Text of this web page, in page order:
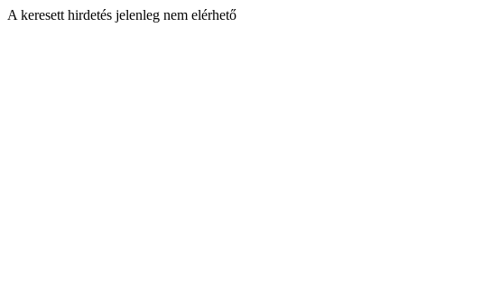
A keresett hirdetés jelenleg nem elérhető